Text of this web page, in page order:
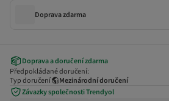
Doprava zdarma
Doprava a doručení zdarma
Předpokládané doručení:
Typ doručení
Mezinárodní doručení
Závazky společnosti Trendyol